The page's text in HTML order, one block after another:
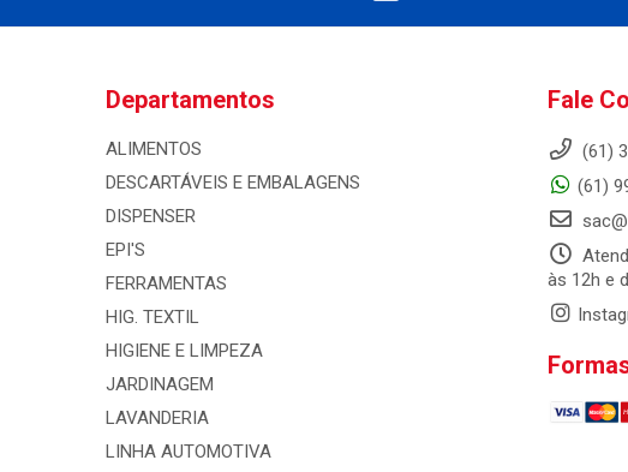
Departamentos
ALIMENTOS
DESCARTÁVEIS E EMBALAGENS
DISPENSER
EPI'S
FERRAMENTAS
HIG. TEXTIL
HIGIENE E LIMPEZA
JARDINAGEM
LAVANDERIA
LINHA AUTOMOTIVA
Fale
(61)
(61)
às 12h e